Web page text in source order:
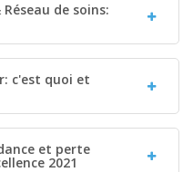
de soins:
c'est quoi et
et perte
2021